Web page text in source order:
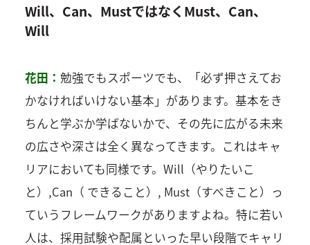
Will、Can、MustではなくMust、Can、
Will
花田： 勉強でもスポーツでも、「必ず押さえてお
かなければいけない基本」があります。基本をき
ちんと学ぶか学ばないかで、その先に広がる未来
の広さや深さは全く異なってきます。これはキャ
リアにおいても同様です。Will（やりたいこ
と）,Can（ できること）, Must（すべきこと）っ
ていうフレームワークがありますよね。特に若い
人は、採用試験や配属といった早い段階でキャリ